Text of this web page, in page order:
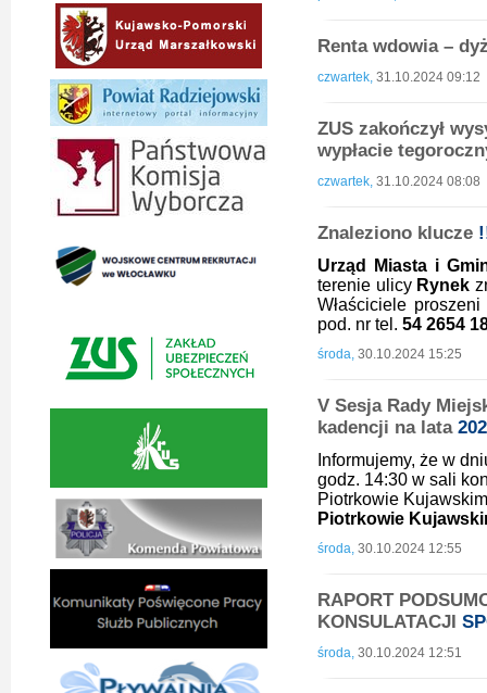
Renta wdowia –
czwartek, 31.10.2024 09:12
ZUS zakończył
wypłacie
czwartek, 31.10.2024 08:08
Znaleziono klucze
Urząd Miasta i
terenie ulicy Rynek
Właściciele
pod. nr tel. 54 2654
środa, 30.10.2024 15:25
V Sesja Rady
kadencji na lata
Informujemy, że w
godz. 14:30 w sali
Piotrkowie
Piotrkowie
środa, 30.10.2024 12:55
RAPORT
KONSULATACJI
środa, 30.10.2024 12:51